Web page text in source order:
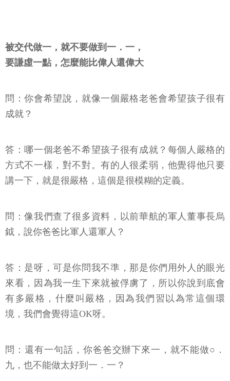
被交代做一，就不要做到一．一，
要謙虛一點，怎麼能比偉人還偉大
問：你會希望說，就像一個嚴格老爸會希望孩子很有
成就？
答：哪一個老爸不希望孩子很有成就？每個人嚴格的
方式不一樣，對不對。有的人很柔弱，他覺得他只要
講一下，就是很嚴格，這個是很模糊的定義。
問：像我們查了很多資料，以前華航的軍人董事長烏
鉞，說你爸爸比軍人還軍人？
答：是呀，可是你問我不準，那是你們用外人的眼光
來看，因為我一生下來就被俘虜了，所以你說到底會
有多嚴格，什麼叫嚴格，因為我們習以為常這個環
境，我們會覺得這OK呀。
問：還有一句話，你爸爸交辦下來一，就不能做○．
九，也不能做太好到一．一？